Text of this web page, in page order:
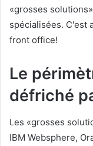
«grosses
spécialisées. C'est
front office!
Le
défriché
Les «grosses
IBM Websphere,